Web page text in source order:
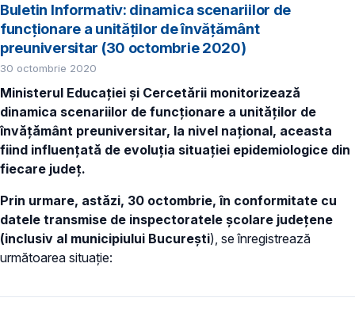
Buletin Informativ: dinamica scenariilor de
funcționare a unităților de învățământ
preuniversitar (30 octombrie 2020)
30 octombrie 2020
Ministerul Educației și Cercetării monitorizează
dinamica scenariilor de funcționare a unităților de
învățământ preuniversitar, la nivel național, aceasta
fiind influențată de evoluția situației epidemiologice din
fiecare județ.
Prin urmare, astăzi, 30 octombrie, în conformitate cu
datele transmise de inspectoratele școlare județene
(inclusiv al municipiului București), se înregistrează
următoarea situație: